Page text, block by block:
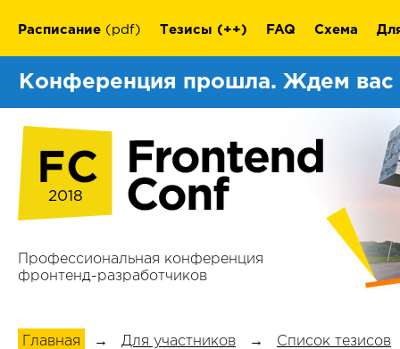
Расписание (pdf) Тезисы (++) FAQ Схема
Конференция прошла. Ждем вас
2018
Профессиональная конференция
фронтенд-разработчиков
Главная → Для участников → Список тезисов